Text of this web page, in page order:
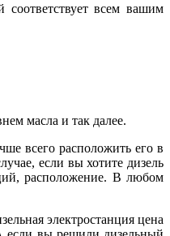
соответствует всем вашим
масла и так далее.
всего расположить его в
если вы хотите дизель
расположение. В любом
электростанция цена